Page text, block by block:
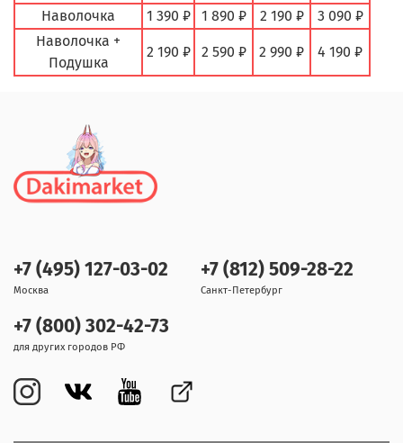
Наволочка
1 390 ₽ 1 890 ₽ 2 190 ₽
3 090 ₽
Наволочка +
Подушка
2 190 ₽ 2 590 ₽ 2 990 ₽ 4 190 ₽
+7 (495) 127-03-02
Москва
+7 (812) 509-28-22
Санкт-Петербург
+7 (800) 302-42-73
для других городов РФ